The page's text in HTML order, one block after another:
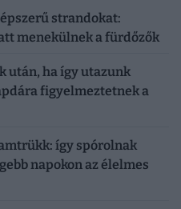
strandokat:
menekülnek a fürdőzők
után, ha így utazunk
figyelmeztetnek a
így spórolnak
napokon az élelmes